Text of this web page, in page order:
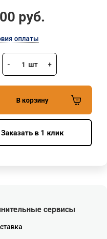
руб.
оплаты
- 1 шт +
В корзину
Заказать в 1 клик
сервисы